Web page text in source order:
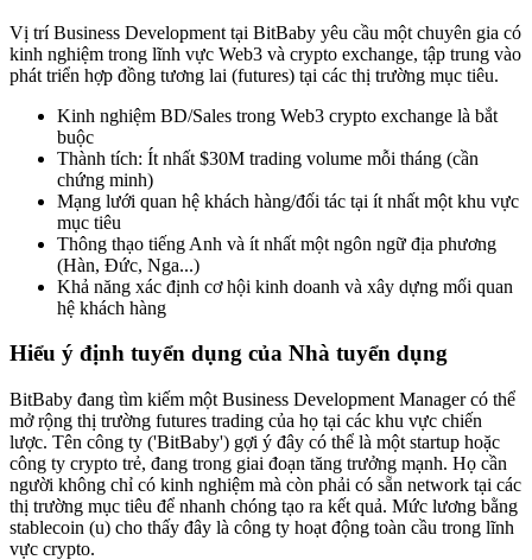
Vị trí Business Development tại BitBaby yêu cầu một chuyên gia có
kinh nghiệm trong lĩnh vực Web3 và crypto exchange, tập trung vào
phát triển hợp đồng tương lai (futures) tại các thị trường mục tiêu.
Kinh nghiệm BD/Sales trong Web3 crypto exchange là bắt
buộc
Thành tích: Ít nhất $30M trading volume mỗi tháng (cần
chứng minh)
Mạng lưới quan hệ khách hàng/đối tác tại ít nhất một khu vực
mục tiêu
Thông thạo tiếng Anh và ít nhất một ngôn ngữ địa phương
(Hàn, Đức, Nga...)
Khả năng xác định cơ hội kinh doanh và xây dựng mối quan
hệ khách hàng
Hiểu ý định tuyển dụng của Nhà tuyển dụng
BitBaby đang tìm kiếm một Business Development Manager có thể
mở rộng thị trường futures trading của họ tại các khu vực chiến
lược. Tên công ty ('BitBaby') gợi ý đây có thể là một startup hoặc
công ty crypto trẻ, đang trong giai đoạn tăng trưởng mạnh. Họ cần
người không chỉ có kinh nghiệm mà còn phải có sẵn network tại các
thị trường mục tiêu để nhanh chóng tạo ra kết quả. Mức lương bằng
stablecoin (u) cho thấy đây là công ty hoạt động toàn cầu trong lĩnh
vực crypto.